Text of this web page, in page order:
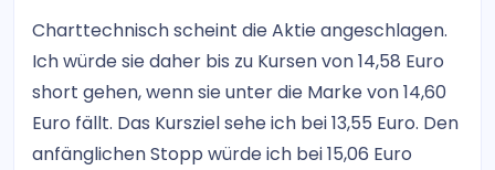
Charttechnisch scheint die Aktie angeschlagen.
Ich würde sie daher bis zu Kursen von 14,58 Euro
short gehen, wenn sie unter die Marke von 14,60
Euro fällt. Das Kursziel sehe ich bei 13,55 Euro. Den
anfänglichen Stopp würde ich bei 15,06 Euro